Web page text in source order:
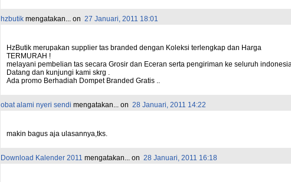
hzbutik mengatakan... on 27 Januari, 2011 18:01
HzButik merupakan supplier tas branded dengan Koleksi terlengkap dan Harga
TERMURAH !
melayani pembelian tas secara Grosir dan Eceran serta pengiriman ke seluruh
Datang dan kunjungi kami skrg .
Ada promo Berhadiah Dompet Branded Gratis ..
obat alami nyeri sendi mengatakan... on 28 Januari, 2011 14:22
makin bagus aja ulasannya,tks.
Download Kalender 2011 mengatakan... on 28 Januari, 2011 16:18